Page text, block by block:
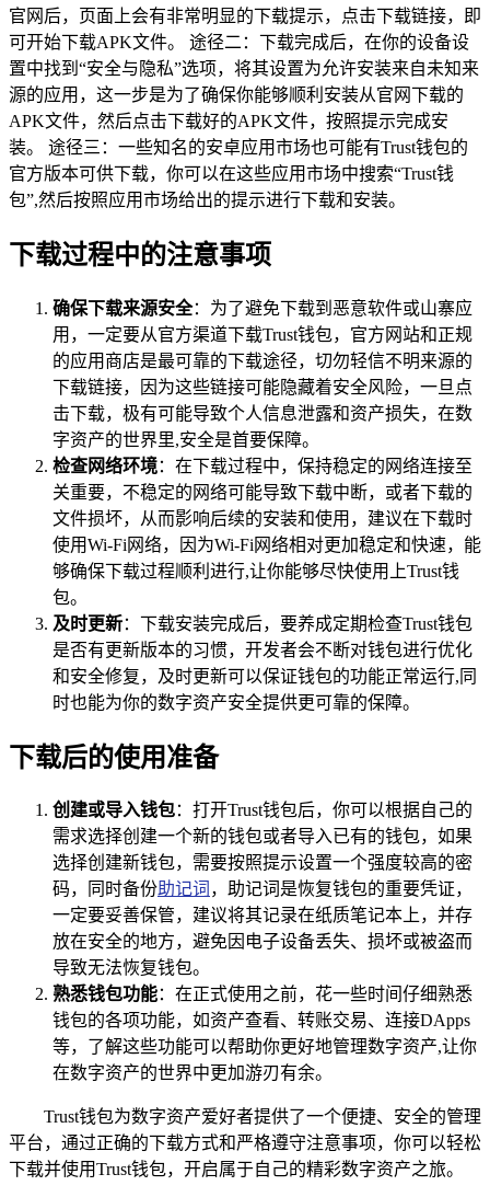
官网后，页面上会有非常明显的下载提示，点击下载链接，即
可开始下载APK文件。 途径二：下载完成后，在你的设备设
置中找到“安全与隐私”选项，将其设置为允许安装来自未知来
源的应用，这一步是为了确保你能够顺利安装从官网下载的
APK文件，然后点击下载好的APK文件，按照提示完成安
装。 途径三：一些知名的安卓应用市场也可能有Trust钱包的
官方版本可供下载，你可以在这些应用市场中搜索“Trust钱
包”,然后按照应用市场给出的提示进行下载和安装。
下载过程中的注意事项
确保下载来源安全：为了避免下载到恶意软件或山寨应
用，一定要从官方渠道下载Trust钱包，官方网站和正规
的应用商店是最可靠的下载途径，切勿轻信不明来源的
下载链接，因为这些链接可能隐藏着安全风险，一旦点
击下载，极有可能导致个人信息泄露和资产损失，在数
字资产的世界里,安全是首要保障。
检查网络环境：在下载过程中，保持稳定的网络连接至
关重要，不稳定的网络可能导致下载中断，或者下载的
文件损坏，从而影响后续的安装和使用，建议在下载时
使用Wi-Fi网络，因为Wi-Fi网络相对更加稳定和快速，能
够确保下载过程顺利进行,让你能够尽快使用上Trust钱
包。
及时更新：下载安装完成后，要养成定期检查Trust钱包
是否有更新版本的习惯，开发者会不断对钱包进行优化
和安全修复，及时更新可以保证钱包的功能正常运行,同
时也能为你的数字资产安全提供更可靠的保障。
下载后的使用准备
创建或导入钱包：打开Trust钱包后，你可以根据自己的
需求选择创建一个新的钱包或者导入已有的钱包，如果
选择创建新钱包，需要按照提示设置一个强度较高的密
码，同时备份助记词 ，助记词是恢复钱包的重要凭证，
一定要妥善保管，建议将其记录在纸质笔记本上，并存
放在安全的地方，避免因电子设备丢失、损坏或被盗而
导致无法恢复钱包。
熟悉钱包功能：在正式使用之前，花一些时间仔细熟悉
钱包的各项功能，如资产查看、转账交易、连接DApps
等，了解这些功能可以帮助你更好地管理数字资产,让你
在数字资产的世界中更加游刃有余。
Trust钱包为数字资产爱好者提供了一个便捷、安全的管理
平台，通过正确的下载方式和严格遵守注意事项，你可以轻松
下载并使用Trust钱包，开启属于自己的精彩数字资产之旅。